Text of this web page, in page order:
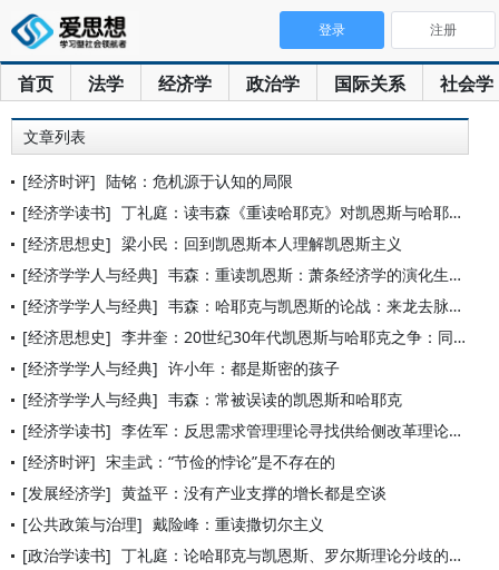
首页 法学 经济学 政治学 国际关系 社会学
登录 注册
文章列表
[经济时评] 陆铭：危机源于认知的局限
[经济学读书] 丁礼庭：读韦森《重读哈耶克》对凯恩斯与哈耶克论战的感悟
[经济思想史] 梁小民：回到凯恩斯本人理解凯恩斯主义
[经济学学人与经典] 韦森：重读凯恩斯：萧条经济学的演化生成与理论挑战
[经济学学人与经典] 韦森：哈耶克与凯恩斯的论战：来龙去脉与理论遗产——读韦普肖特
[经济思想史] 李井奎：20世纪30年代凯恩斯与哈耶克之争：同袍抑或敌手
[经济学学人与经典] 许小年：都是斯密的孩子
[经济学学人与经典] 韦森：常被误读的凯恩斯和哈耶克
[经济学读书] 李佐军：反思需求管理理论寻找供给侧改革理论依据
[经济时评] 宋圭武：“节俭的悖论”是不存在的
[发展经济学] 黄益平：没有产业支撑的增长都是空谈
[公共政策与治理] 戴险峰：重读撒切尔主义
[政治学读书] 丁礼庭：论哈耶克与凯恩斯、罗尔斯理论分歧的症结